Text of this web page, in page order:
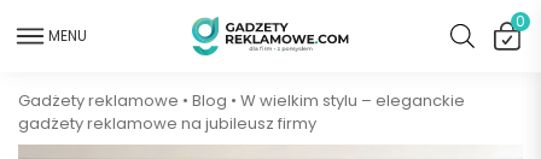
MENU
0
Gadżety reklamowe • Blog • W wielkim stylu – eleganckie
gadżety reklamowe na jubileusz firmy